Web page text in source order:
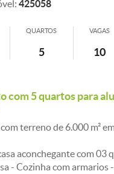
425058
QUARTOS
5
VAGAS
10
com 5 quartos para
terreno de 6.000 m²
aconchegante com 03
- Cozinha com armarios